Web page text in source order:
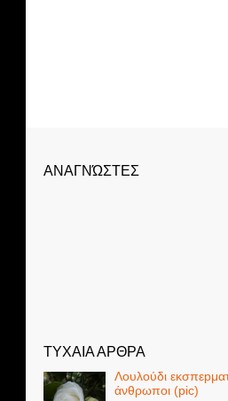
ΑΝΑΓΝΏΣΤΕΣ
ΤΥΧΑΙΑ ΑΡΘΡΑ
Λουλούδι
άνθρωποι (pic)